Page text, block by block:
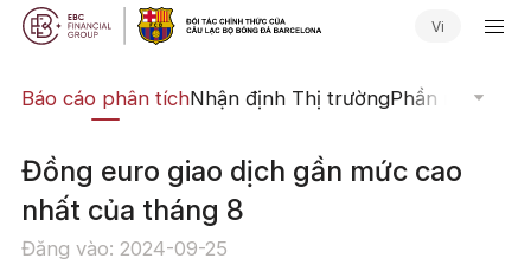
Vi
Báo cáo phân tíchNhận định Thị trườngPhần mềm
Đồng euro giao dịch gần mức cao
nhất của tháng 8
Đăng vào: 2024-09-25